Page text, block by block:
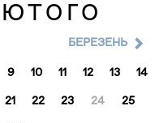
9 10 11 12 13 14
21 22 23 24 25
БЕРЕЗЕНЬ